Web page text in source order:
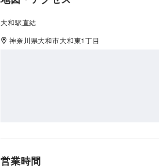
大和駅直結
神奈川県大和市大和東1丁目
営業時間